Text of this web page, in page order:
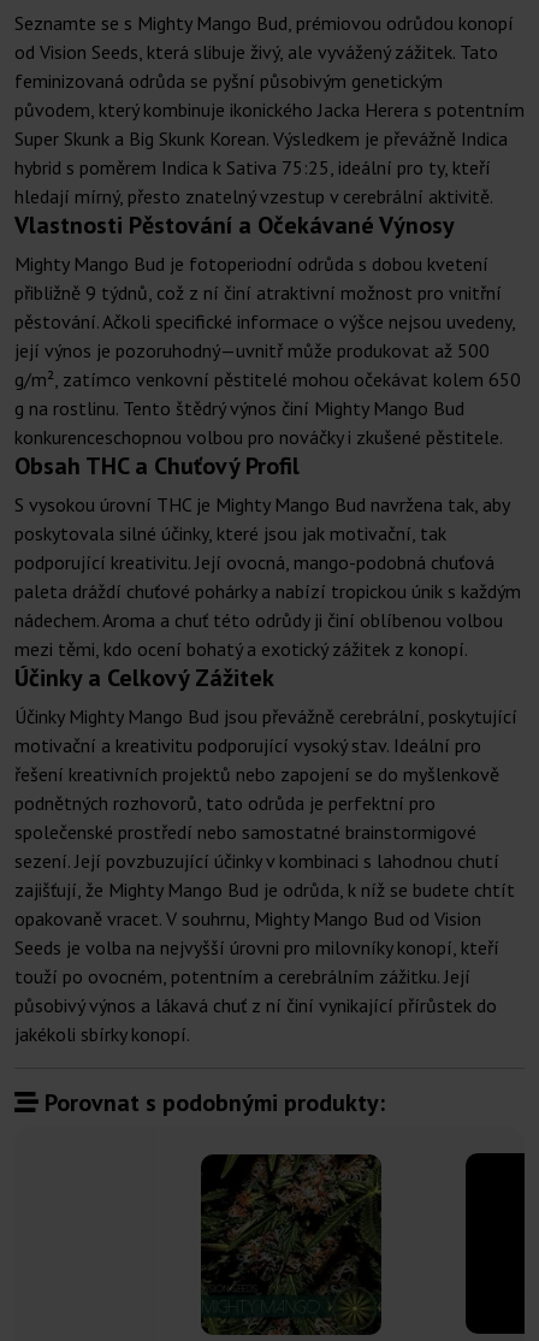
Seznamte se s Mighty Mango Bud, prémiovou odrůdou konopí
od Vision Seeds, která slibuje živý, ale vyvážený zážitek. Tato
feminizovaná odrůda se pyšní působivým genetickým
původem, který kombinuje ikonického Jacka Herera s potentním
Super Skunk a Big Skunk Korean. Výsledkem je převážně Indica
hybrid s poměrem Indica k Sativa 75:25, ideální pro ty, kteří
hledají mírný, přesto znatelný vzestup v cerebrální aktivitě.
Vlastnosti Pěstování a Očekávané Výnosy
Mighty Mango Bud je fotoperiodní odrůda s dobou kvetení
přibližně 9 týdnů, což z ní činí atraktivní možnost pro vnitřní
pěstování. Ačkoli specifické informace o výšce nejsou uvedeny,
její výnos je pozoruhodný—uvnitř může produkovat až 500
g/m², zatímco venkovní pěstitelé mohou očekávat kolem 650
g na rostlinu. Tento štědrý výnos činí Mighty Mango Bud
konkurenceschopnou volbou pro nováčky i zkušené pěstitele.
Obsah THC a Chuťový Profil
S vysokou úrovní THC je Mighty Mango Bud navržena tak, aby
poskytovala silné účinky, které jsou jak motivační, tak
podporující kreativitu. Její ovocná, mango-podobná chuťová
paleta dráždí chuťové pohárky a nabízí tropickou únik s každým
nádechem. Aroma a chuť této odrůdy ji činí oblíbenou volbou
mezi těmi, kdo ocení bohatý a exotický zážitek z konopí.
Účinky a Celkový Zážitek
Účinky Mighty Mango Bud jsou převážně cerebrální, poskytující
motivační a kreativitu podporující vysoký stav. Ideální pro
řešení kreativních projektů nebo zapojení se do myšlenkově
podnětných rozhovorů, tato odrůda je perfektní pro
společenské prostředí nebo samostatné brainstormigové
sezení. Její povzbuzující účinky v kombinaci s lahodnou chutí
zajišťují, že Mighty Mango Bud je odrůda, k níž se budete chtít
opakovaně vracet. V souhrnu, Mighty Mango Bud od Vision
Seeds je volba na nejvyšší úrovni pro milovníky konopí, kteří
touží po ovocném, potentním a cerebrálním zážitku. Její
působivý výnos a lákavá chuť z ní činí vynikající přírůstek do
jakékoli sbírky konopí.
Porovnat s podobnými produkty: